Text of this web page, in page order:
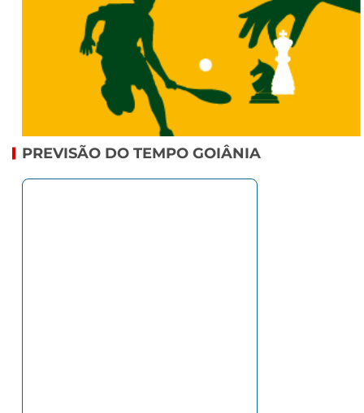
PREVISÃO DO TEMPO GOIÂNIA